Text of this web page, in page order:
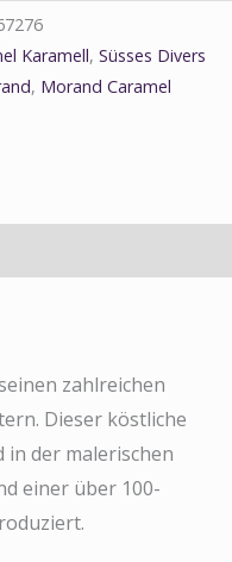
Karamell,Süsses Divers
, Morand Caramel
zahlreichen
Dieser köstliche
der malerischen
einer über 100-